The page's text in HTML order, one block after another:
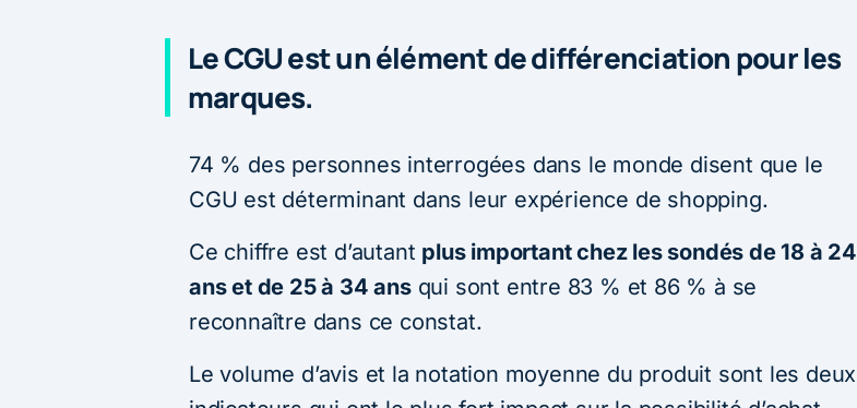
Le CGU est un élément de différenciation pour les
marques.
74 % des personnes interrogées dans le monde disent que le
CGU est déterminant dans leur expérience de shopping.
Ce chiffre est d’autant plus important chez les sondés de 18 à 24
ans et de 25 à 34 ansqui sont entre 83 % et 86 % à se
reconnaître dans ce constat.
Le volume d’avis et la notation moyenne du produit sont les deux